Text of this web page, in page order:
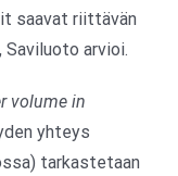
saavat riittävän
arvioi.
volume in
yhteys
tarkastetaan